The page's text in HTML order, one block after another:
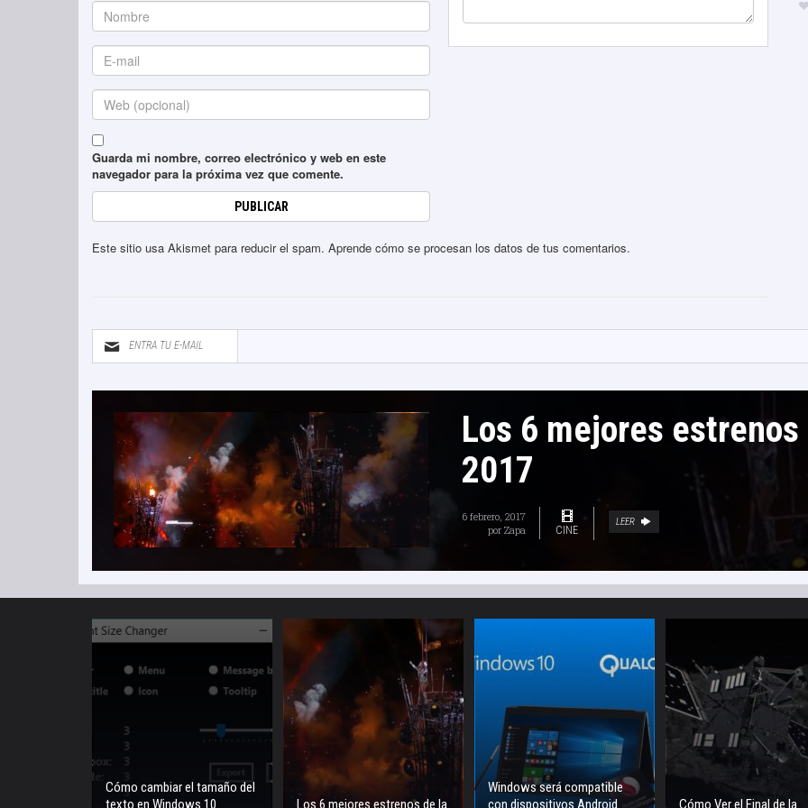
Guarda mi nombre, correo electrónico y web en este
navegador para la próxima vez que comente.
Este sitio usa Akismet para reducir el spam. Aprende cómo se procesan los datos de tus comentarios.
Los 6 mejores
2017
6 febrero, 2017
por Zapa CINE
LEER
Cómo cambiar el tamaño del
texto en Windows 10
Los 6 mejores estrenos de la
Windows será compatible
con dispositivos Android
Cómo Ver el Final de la